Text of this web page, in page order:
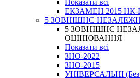
Показати всі
ЕКЗАМЕН 2015 НК-
5 ЗОВНІШНЄ
5 ЗОВНІШНЄ
ОЦІНЮВАННЯ
Показати всі
ЗНО-2022
ЗНО-2015
УНІВЕРСАЛЬНІ (Без